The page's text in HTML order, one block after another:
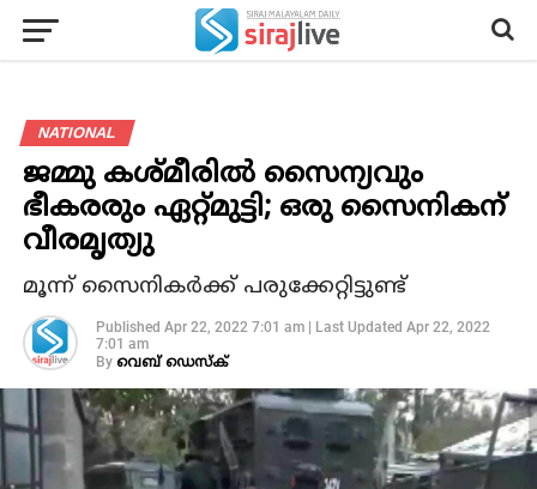
NATIONAL
ജമ്മു കശ്മീരില്‍ സൈന്യവും
ഭീകരരും ഏറ്റ്മുട്ടി; ഒരു സൈനികന്
വീരമൃത്യു
മൂന്ന് സൈനികര്‍ക്ക് പരുക്കേറ്റിട്ടുണ്ട്
Published Apr 22, 2022 7:01 am| Last Updated Apr 22, 2022
7:01 am
By വെബ് ഡെസ്‌ക്